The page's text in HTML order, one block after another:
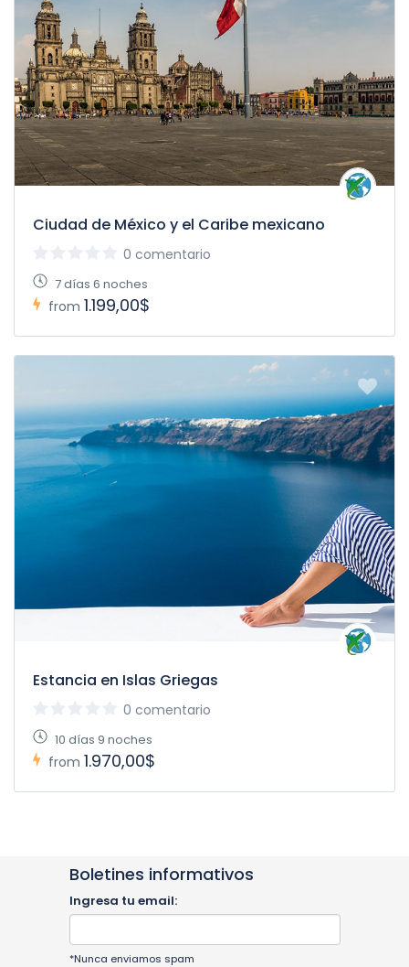
Ciudad de México y el Caribe mexicano
0 comentario
7 días 6 noches
from 1.199,00$
Estancia en Islas Griegas
0 comentario
10 días 9 noches
from 1.970,00$
Boletines informativos
Ingresa tu email:
*Nunca enviamos spam